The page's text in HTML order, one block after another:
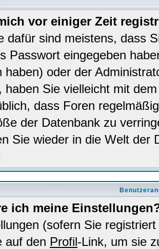
vor einiger Zeit
dafür sind meistens, dass
Passwort eingegeben
haben) oder der
haben Sie vielleicht mit
dass Foren
der Datenbank zu
Sie wieder in die Welt der
ich meine
(sofern Sie
auf den Profil-Link, um sie